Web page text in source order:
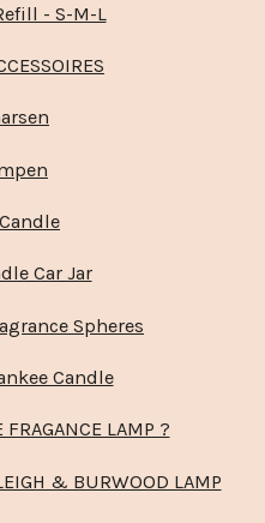
- S-M-L
Car Jar
Spheres
Candle
LAMP ?
& BURWOOD LAMP